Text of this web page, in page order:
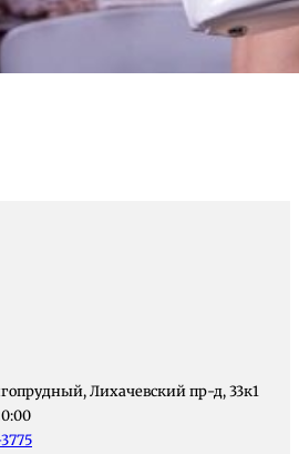
Лихачевский пр-д, 33к1